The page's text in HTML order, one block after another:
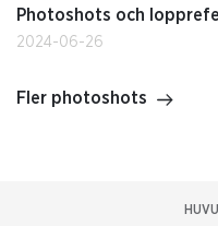
Photoshots och
2024-06-26
Fler photoshots